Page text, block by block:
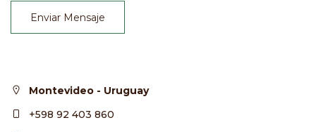
Enviar Mensaje
Montevideo - Uruguay
+598 92 403 860